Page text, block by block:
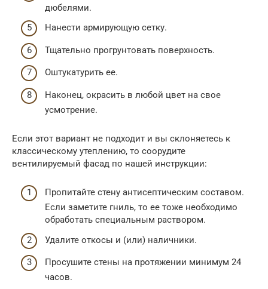
дюбелями.
Нанести армирующую сетку.
Тщательно прогрунтовать поверхность.
Оштукатурить ее.
Наконец, окрасить в любой цвет на свое
усмотрение.
Если этот вариант не подходит и вы склоняетесь к
классическому утеплению, то соорудите
вентилируемый фасад по нашей инструкции:
Пропитайте стену антисептическим составом.
Если заметите гниль, то ее тоже необходимо
обработать специальным раствором.
Удалите откосы и (или) наличники.
Просушите стены на протяжении минимум 24
часов.